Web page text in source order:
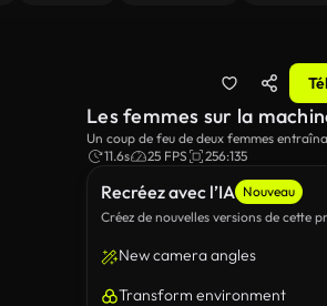
Recréez avec l’IA Nouveau
Créez de nouvelles versions de cette
New camera angles
Transform environment
Les femmes sur la
Un coup de feu de deux femmes
pas dans le gymnase.
11.6s 25 FPS 256:135